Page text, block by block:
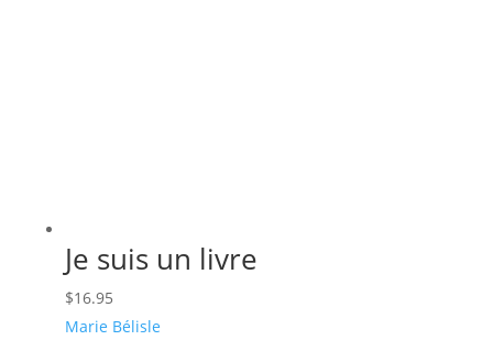
Je suis un livre
$16.95
Marie Bélisle